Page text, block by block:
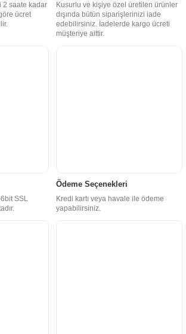
2 saate kadar
ücret
Kusurlu ve kişiye özel üretilen ürünler
dışında bütün siparişlerinizi iade
edebilirsiniz. İadelerde kargo ücreti
müşteriye aittir.
SSL
Ödeme Seçenekleri
Kredi kartı veya havale ile ödeme
yapabilirsiniz.